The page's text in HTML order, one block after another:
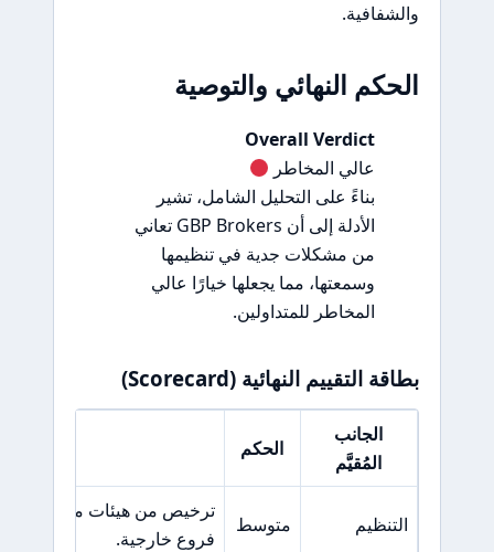
والشفافية.
الحكم النهائي والتوصية
Overall Verdict
عالي المخاطر
بناءً على التحليل الشامل، تشير
الأدلة إلى أن GBP Brokers تعاني
من مشكلات جدية في تنظيمها
وسمعتها، مما يجعلها خيارًا عالي
المخاطر للمتداولين.
بطاقة التقييم النهائية (Scorecard)
الجانب
المُقيَّم
الحكم
التنظيم متوسط
فروع خارجية.